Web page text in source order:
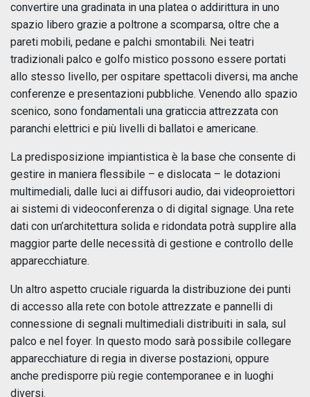
convertire una gradinata in una platea o addirittura in uno
spazio libero grazie a poltrone a scomparsa, oltre che a
pareti mobili, pedane e palchi smontabili. Nei teatri
tradizionali palco e golfo mistico possono essere portati
allo stesso livello, per ospitare spettacoli diversi, ma anche
conferenze e presentazioni pubbliche. Venendo allo spazio
scenico, sono fondamentali una graticcia attrezzata con
paranchi elettrici e più livelli di ballatoi e americane.
La predisposizione impiantistica è la base che consente di
gestire in maniera flessibile – e dislocata – le dotazioni
multimediali, dalle luci ai diffusori audio, dai videoproiettori
ai sistemi di videoconferenza o di digital signage. Una rete
dati con un’architettura solida e ridondata potrà supplire alla
maggior parte delle necessità di gestione e controllo delle
apparecchiature.
Un altro aspetto cruciale riguarda la distribuzione dei punti
di accesso alla rete con botole attrezzate e pannelli di
connessione di segnali multimediali distribuiti in sala, sul
palco e nel foyer. In questo modo sarà possibile collegare
apparecchiature di regia in diverse postazioni, oppure
anche predisporre più regie contemporanee e in luoghi
diversi.